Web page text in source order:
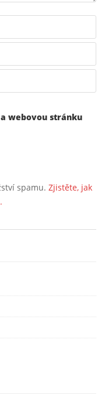
webovou stránku
spamu. Zjistěte, jak